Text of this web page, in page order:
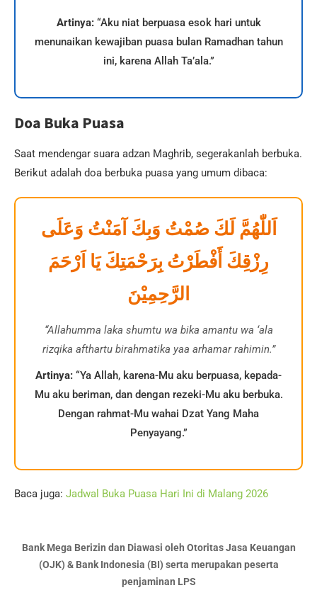
Artinya:“Aku niat berpuasa esok hari untuk
menunaikan kewajiban puasa bulan Ramadhan tahun
ini, karena Allah Ta’ala.”
Doa Buka Puasa
Saat mendengar suara adzan Maghrib, segerakanlah berbuka.
Berikut adalah doa berbuka puasa yang umum dibaca:
اَللّٰهُمَّ لَكَ صُمْتُ وَبِكَ آمَنْتُ وَعَلَى
رِزْقِكَ أَفْطَرْتُ بِرَحْمَتِكَ يَا اَرْحَمَ
الرَّحِمِيْنَ
“Allahumma laka shumtu wa bika amantu wa ‘ala
rizqika afthartu birahmatika yaa arhamar rahimin.”
Artinya: “Ya Allah, karena-Mu aku berpuasa, kepada-
Mu aku beriman, dan dengan rezeki-Mu aku berbuka.
Dengan rahmat-Mu wahai Dzat Yang Maha
Penyayang.”
Baca juga: Jadwal Buka Puasa Hari Ini di Malang 2026
Bank Mega Berizin dan Diawasi oleh Otoritas Jasa Keuangan
(OJK) & Bank Indonesia (BI) serta merupakan peserta
penjaminan LPS